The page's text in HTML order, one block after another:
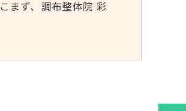
まず、調布整体院 彩